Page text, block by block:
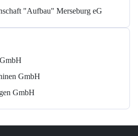
"Aufbau" Merseburg eG
GmbH
GmbH